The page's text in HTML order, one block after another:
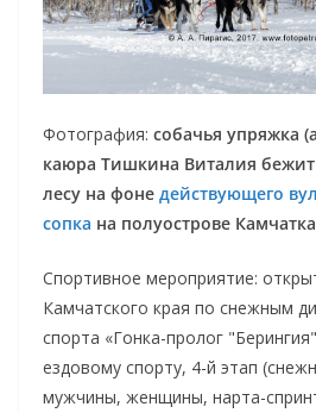
Фотография: собачья упряжка
каюра Тишкина Виталия
лесу на фоне действующего
сопка на полуострове Камчатка
Спортивное мероприятие:
Камчатского края по снежным
спорта «Гонка-пролог
ездовому спорту, 4-й этап
мужчины, женщины, нарта-